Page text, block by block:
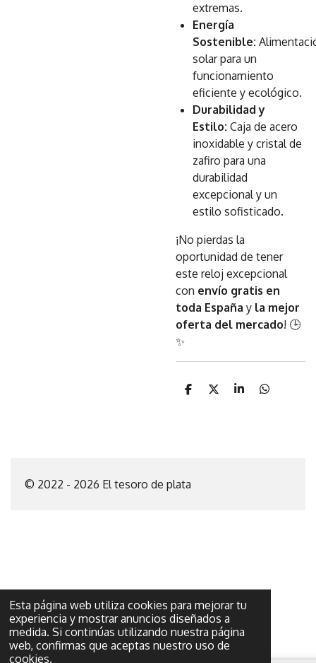
Esta página web utiliza cookies para mejorar tu
experiencia y mostrar anuncios diseñados a
medida. Si continúas utilizando nuestra página
web, confirmas que aceptas nuestro uso de
cookies.
extremas.
Energía
Sostenible:
solar para un
funcionamiento
eficiente y ecológico.
Durabilidad y
Estilo: Caja de acero
inoxidable y cristal de
zafiro para una
durabilidad
excepcional y un
estilo sofisticado.
¡No pierdas la
oportunidad de tener
este reloj excepcional
con envío gratis en
toda España y la mejor
oferta del mercado! 🕒
✨
C
r
C
C
C
© 2022 - 2026 El tesoro de plata